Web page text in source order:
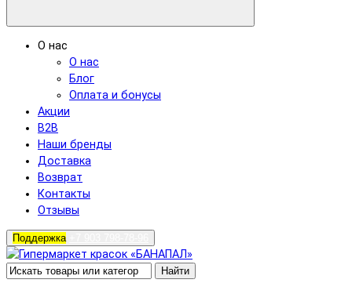
О нас
О нас
Блог
Оплата и бонусы
Акции
B2B
Наши бренды
Доставка
Возврат
Контакты
Отзывы
Поддержка
Найти